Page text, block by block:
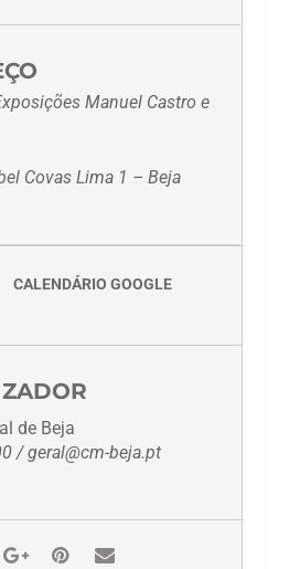
Manuel Castro e
Covas Lima 1 – Beja
CALENDÁRIO GOOGLE
de Beja
/ geral@cm-beja.pt